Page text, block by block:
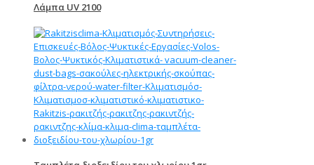
Λάμπα UV 2100